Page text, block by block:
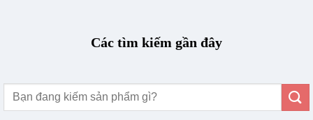
Các tìm kiếm gần đây
Tìm